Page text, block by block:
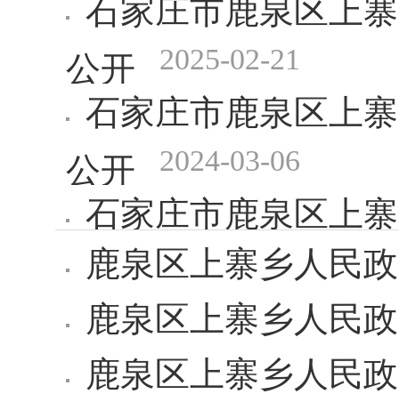
石家庄市鹿泉区上
公开 2025-02-21
石家庄市鹿泉区上
公开 2024-03-06
石家庄市鹿泉区上
开 2024-03-06
鹿泉区上寨乡人民
鹿泉区上寨乡人民
鹿泉区上寨乡人民